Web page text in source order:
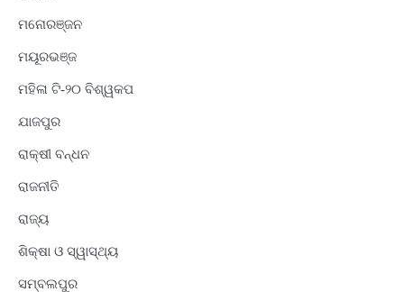
ମନୋରଞ୍ଜନ
ମୟୂରଭଞ୍ଜ
ମହିଳା ଟି-୨୦ ବିଶ୍ୱକପ
ଯାଜପୁର
ରାକ୍ଷୀ ବନ୍ଧନ
ରାଜନୀତି
ରାଜ୍ୟ
ଶିକ୍ଷା ଓ ସ୍ୱାସ୍ଥ୍ୟ
ସମ୍ବଲପୁର